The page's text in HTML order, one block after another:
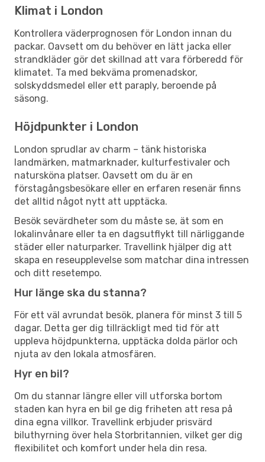
Klimat i London
Kontrollera väderprognosen för London innan du
packar. Oavsett om du behöver en lätt jacka eller
strandkläder gör det skillnad att vara förberedd för
klimatet. Ta med bekväma promenadskor,
solskyddsmedel eller ett paraply, beroende på
säsong.
Höjdpunkter i London
London sprudlar av charm – tänk historiska
landmärken, matmarknader, kulturfestivaler och
natursköna platser. Oavsett om du är en
förstagångsbesökare eller en erfaren resenär finns
det alltid något nytt att upptäcka.
Besök sevärdheter som du måste se, ät som en
lokalinvånare eller ta en dagsutflykt till närliggande
städer eller naturparker. Travellink hjälper dig att
skapa en reseupplevelse som matchar dina intressen
och ditt resetempo.
Hur länge ska du stanna?
För ett väl avrundat besök, planera för minst 3 till 5
dagar. Detta ger dig tillräckligt med tid för att
uppleva höjdpunkterna, upptäcka dolda pärlor och
njuta av den lokala atmosfären.
Hyr en bil?
Om du stannar längre eller vill utforska bortom
staden kan hyra en bil ge dig friheten att resa på
dina egna villkor. Travellink erbjuder prisvärd
biluthyrning över hela Storbritannien, vilket ger dig
flexibilitet och komfort under hela din resa.